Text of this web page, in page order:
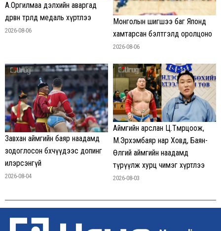
А.Оргилмаа дэлхийн аваргад
дөрвөн төрөлд медаль хүртлээ
2026-08-06
Монголын шигшээ баг Японд
хамтарсан бэлтгэлд оролцоно
2026-08-06
Завхан аймгийн баяр наадамд
зодоглосон бөхчүүдээс допинг
илэрсэнгүй
2026-08-04
Аймгийн арслан Ц.Төмөрцоож,
М.Эрхэмбаяр нар Ховд, Баян-
Өлгий аймгийн наадамд
түрүүлж хурц чимэг хүртлээ
2026-08-03